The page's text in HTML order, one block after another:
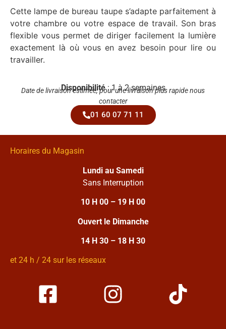
Cette lampe de bureau taupe s’adapte parfaitement à
votre chambre ou votre espace de travail. Son bras
flexible vous permet de diriger facilement la lumière
exactement là où vous en avez besoin pour lire ou
travailler.
Disponibilité: 1 à 2 semaines
Date de livraison estimée, pour une livraison plus rapide nous
contacter
01 60 07 71 11
Horaires du Magasin
Lundi au Samedi
Sans Interruption
10 H 00 – 19 H 00
Ouvert le Dimanche
14 H 30 – 18 H 30
et 24 h / 24 sur les réseaux